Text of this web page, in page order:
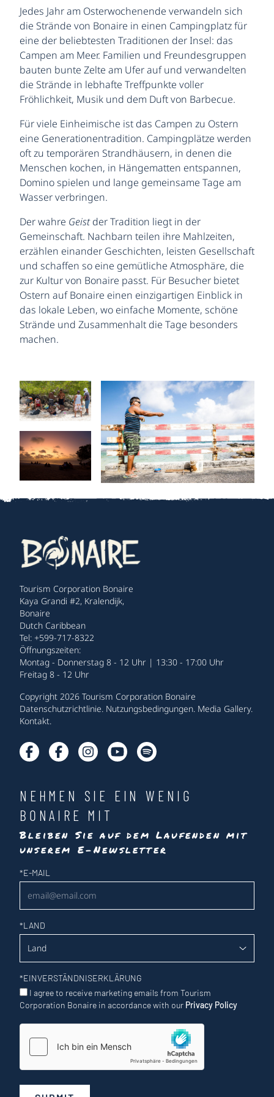
Jedes Jahr am Osterwochenende verwandeln sich
die Strände von Bonaire in einen Campingplatz für
eine der beliebtesten Traditionen der Insel: das
Campen am Meer. Familien und Freundesgruppen
bauten bunte Zelte am Ufer auf und verwandelten
die Strände in lebhafte Treffpunkte voller
Fröhlichkeit, Musik und dem Duft von Barbecue.
Für viele Einheimische ist das Campen zu Ostern
eine Generationentradition. Campingplätze werden
oft zu temporären Strandhäusern, in denen die
Menschen kochen, in Hängematten entspannen,
Domino spielen und lange gemeinsame Tage am
Wasser verbringen.
Der wahre Geistder Tradition liegt in der
Gemeinschaft. Nachbarn teilen ihre Mahlzeiten,
erzählen einander Geschichten, leisten Gesellschaft
und schaffen so eine gemütliche Atmosphäre, die
zur Kultur von Bonaire passt. Für Besucher bietet
Ostern auf Bonaire einen einzigartigen Einblick in
das lokale Leben, wo einfache Momente, schöne
Strände und Zusammenhalt die Tage besonders
machen.
Tourism Corporation Bonaire
Kaya Grandi #2, Kralendijk,
Bonaire
Dutch Caribbean
Tel: +599-717-8322
Öffnungszeiten:
Montag - Donnerstag 8 - 12 Uhr | 13:30 - 17:00 Uhr
Freitag 8 - 12 Uhr
Copyright 2026 Tourism Corporation Bonaire
Datenschutzrichtlinie. Nutzungsbedingungen. Media Gallery.
Kontakt.
NEHMEN SIE EIN WENIG
BONAIRE MIT
Bleiben Sie auf dem Laufenden mit
unserem E-Newsletter
Newsletter
*E-MAIL
*LAND
*EINVERSTÄNDNISERKLÄRUNG
I agree to receive marketing emails from Tourism
Corporation Bonaire in accordance with our Privacy Policy